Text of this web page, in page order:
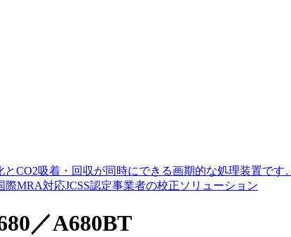
CO2吸着・回収が同時にできる画期的な処理装置です。
MRA対応JCSS認定事業者の校正ソリューション
／A680BT